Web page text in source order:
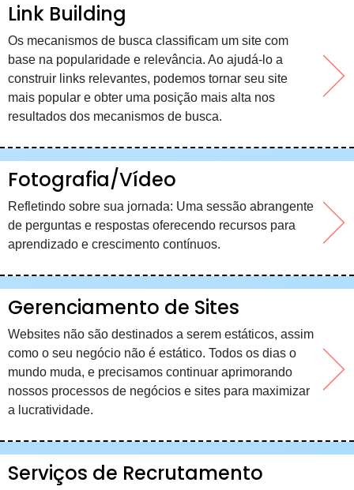
Link Building
Os mecanismos de busca classificam um site com
base na popularidade e relevância. Ao ajudá-lo a
construir links relevantes, podemos tornar seu site
mais popular e obter uma posição mais alta nos
resultados dos mecanismos de busca.
Fotografia/Vídeo
Refletindo sobre sua jornada: Uma sessão abrangente
de perguntas e respostas oferecendo recursos para
aprendizado e crescimento contínuos.
Gerenciamento de Sites
Websites não são destinados a serem estáticos, assim
como o seu negócio não é estático. Todos os dias o
mundo muda, e precisamos continuar aprimorando
nossos processos de negócios e sites para maximizar
a lucratividade.
Serviços de Recrutamento